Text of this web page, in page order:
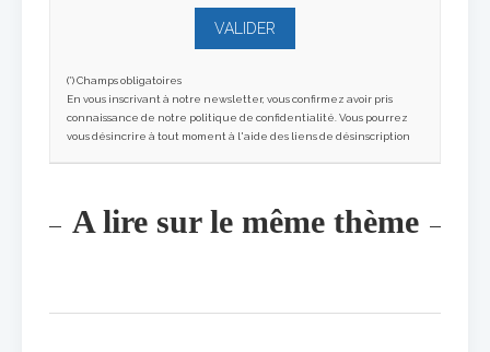
(*) Champs obligatoires
En vous inscrivant à notre newsletter, vous confirmez avoir pris
connaissance de notre politique de confidentialité. Vous pourrez
vous désincrire à tout moment à l'aide des liens de désinscription
A lire sur le même thème